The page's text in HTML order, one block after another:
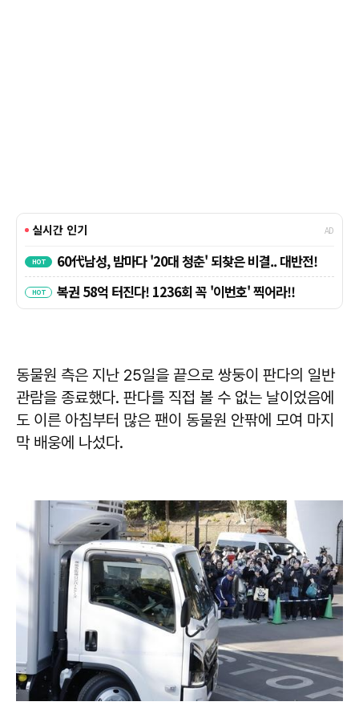
동물원 측은 지난 25일을 끝으로 쌍둥이 판다의 일반
관람을 종료했다. 판다를 직접 볼 수 없는 날이었음에
도 이른 아침부터 많은 팬이 동물원 안팎에 모여 마지
막 배웅에 나섰다.